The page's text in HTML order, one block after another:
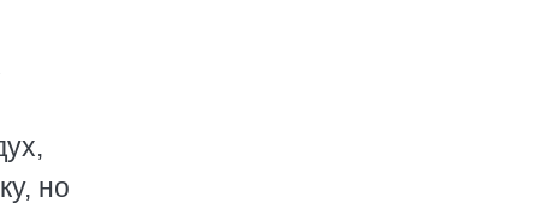
но